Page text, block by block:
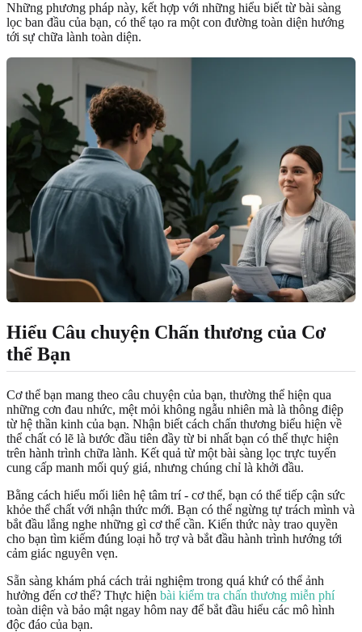
Những phương pháp này, kết hợp với những hiểu biết từ bài sàng
lọc ban đầu của bạn, có thể tạo ra một con đường toàn diện hướng
tới sự chữa lành toàn diện.
Hiểu Câu chuyện Chấn thương của Cơ
thể Bạn
Cơ thể bạn mang theo câu chuyện của bạn, thường thể hiện qua
những cơn đau nhức, mệt mỏi không ngẫu nhiên mà là thông điệp
từ hệ thần kinh của bạn. Nhận biết cách chấn thương biểu hiện về
thể chất có lẽ là bước đầu tiên đầy từ bi nhất bạn có thể thực hiện
trên hành trình chữa lành. Kết quả từ một bài sàng lọc trực tuyến
cung cấp manh mối quý giá, nhưng chúng chỉ là khởi đầu.
Bằng cách hiểu mối liên hệ tâm trí - cơ thể, bạn có thể tiếp cận sức
khỏe thể chất với nhận thức mới. Bạn có thể ngừng tự trách mình và
bắt đầu lắng nghe những gì cơ thể cần. Kiến thức này trao quyền
cho bạn tìm kiếm đúng loại hỗ trợ và bắt đầu hành trình hướng tới
cảm giác nguyên vẹn.
Sẵn sàng khám phá cách trải nghiệm trong quá khứ có thể ảnh
hưởng đến cơ thể? Thực hiện bài kiểm tra chấn thương miễn phí
toàn diện và bảo mật ngay hôm nay để bắt đầu hiểu các mô hình
độc đáo của bạn.